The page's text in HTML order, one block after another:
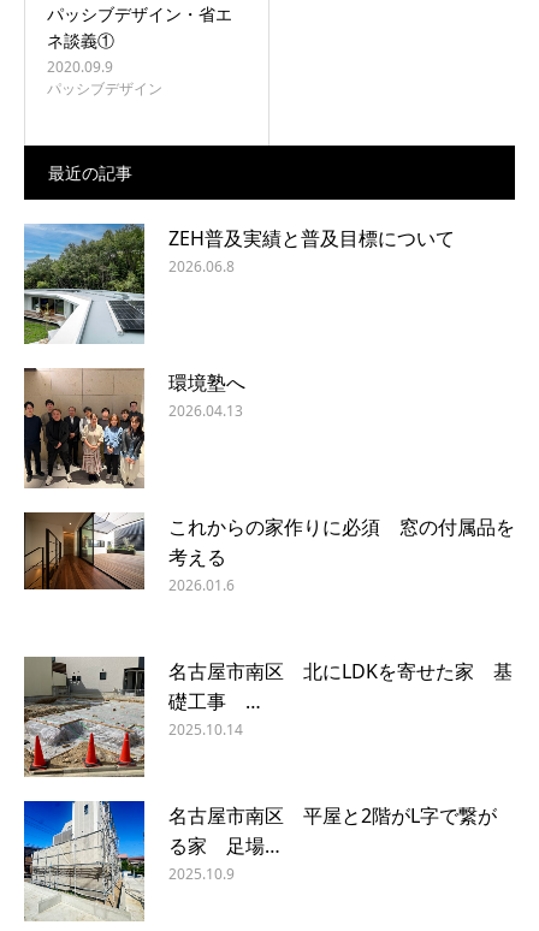
パッシブデザイン・省エ
ネ談義①
2020.09.9
パッシブデザイン
最近の記事
ZEH普及実績と普及目標について
2026.06.8
環境塾へ
2026.04.13
これからの家作りに必須 窓の付属品を
考える
2026.01.6
名古屋市南区 北にLDKを寄せた家 基
礎工事 …
2025.10.14
名古屋市南区 平屋と2階がL字で繋が
る家 足場…
2025.10.9